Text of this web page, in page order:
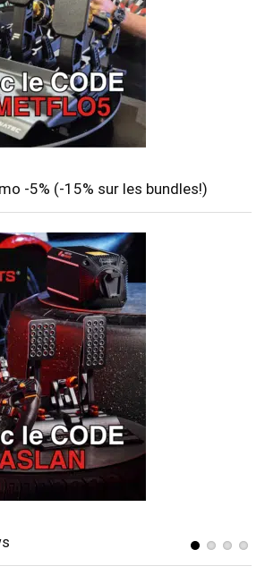
-5% (-15% sur les bundles!)